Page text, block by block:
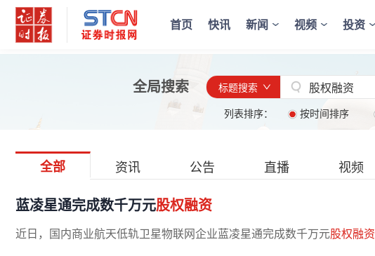
首页 快讯 新闻 视频 投资
全局搜索 标题搜索
列表排序： 按时间排序
全部 资讯 公告 直播 视频
蓝凌星通完成数千万元股权融资
近日，国内商业航天低轨卫星物联网企业蓝凌星通完成数千万元股权融资